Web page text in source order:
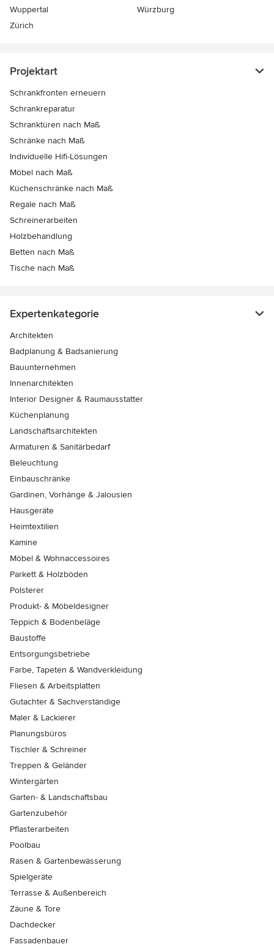
Wuppertal
Würzburg
Zürich
Projektart
Schrankfronten erneuern
Schrankreparatur
Schranktüren nach Maß
Schränke nach Maß
Individuelle Hifi-Lösungen
Möbel nach Maß
Küchenschränke nach Maß
Regale nach Maß
Schreinerarbeiten
Holzbehandlung
Betten nach Maß
Tische nach Maß
Expertenkategorie
Architekten
Badplanung & Badsanierung
Bauunternehmen
Innenarchitekten
Interior Designer & Raumausstatter
Küchenplanung
Landschaftsarchitekten
Armaturen & Sanitärbedarf
Beleuchtung
Einbauschränke
Gardinen, Vorhänge & Jalousien
Hausgeräte
Heimtextilien
Kamine
Möbel & Wohnaccessoires
Parkett & Holzböden
Polsterer
Produkt- & Möbeldesigner
Teppich & Bodenbeläge
Baustoffe
Entsorgungsbetriebe
Farbe, Tapeten & Wandverkleidung
Fliesen & Arbeitsplatten
Gutachter & Sachverständige
Maler & Lackierer
Planungsbüros
Tischler & Schreiner
Treppen & Geländer
Wintergärten
Garten- & Landschaftsbau
Gartenzubehör
Pflasterarbeiten
Poolbau
Rasen & Gartenbewässerung
Spielgeräte
Terrasse & Außenbereich
Zäune & Tore
Dachdecker
Fassadenbauer